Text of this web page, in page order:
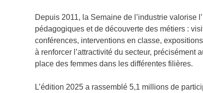
Depuis 2011, la Semaine de l’industrie valorise
pédagogiques et de découverte des métiers :
conférences, interventions en classe,
à renforcer l’attractivité du secteur, précisément
place des femmes dans les différentes filières.
L’édition 2025 a rassemblé 5,1 millions de